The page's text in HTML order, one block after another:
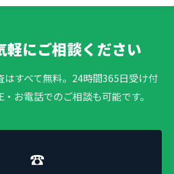
軽にご相談ください
はすべて無料。24時間365日受け付
お電話でのご相談も可能です。
☎